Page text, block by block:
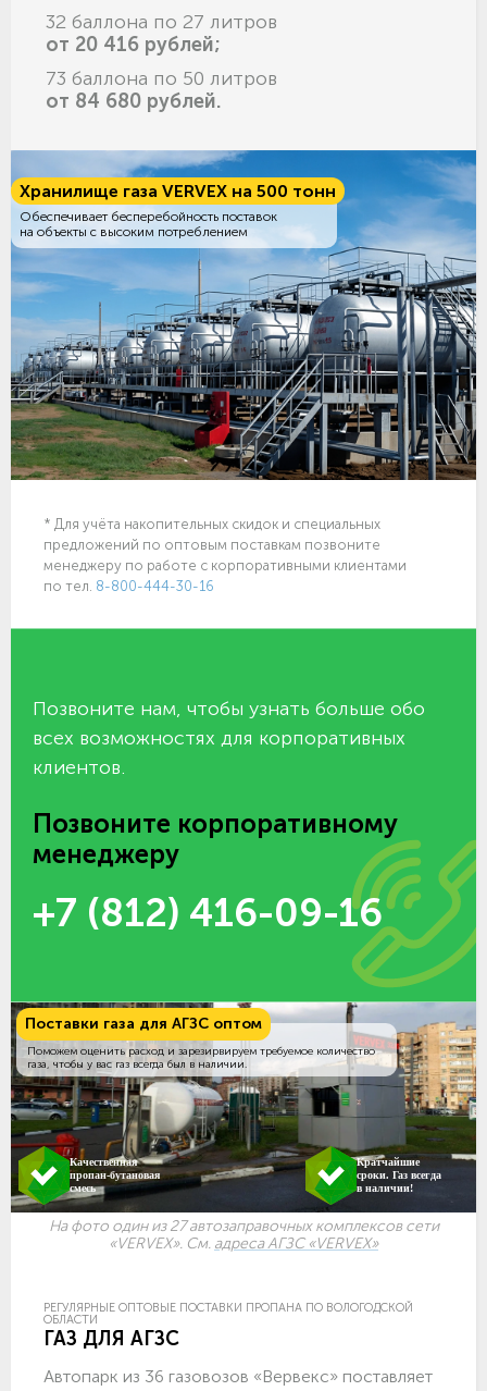
32 баллона по 27 литров
от 20 416 рублей;
73 баллона по 50 литров
от 84 680 рублей.
Хранилище газа VERVEX на 500 тонн
Обеспечивает бесперебойность поставок
на объекты с высоким потреблением
* Для учёта накопительных скидок и специальных
предложений по оптовым поставкам позвоните
менеджеру по работе с корпоративными клиентами
по тел. 8-800-444-30-16
Позвоните нам, чтобы узнать больше обо
всех возможностях для корпоративных
клиентов.
Позвоните корпоративному
менеджеру
+7 (812) 416-09-16
Поставки газа для АГЗС оптом
Поможем оценить расход и зарезирвируем требуемое количество
газа, чтобы у вас газ всегда был в наличии.
Качественная
пропан-бутановая
смесь
Кратчайшие
сроки. Газ всегда
в наличии!
На фото один из 27 автозаправочных комплексов сети
«VERVEX». См. адреса АГЗС «VERVEX»
РЕГУЛЯРНЫЕ ОПТОВЫЕ ПОСТАВКИ ПРОПАНА ПО ВОЛОГОДСКОЙ
ОБЛАСТИ
ГАЗ ДЛЯ АГЗС
Автопарк из 36 газовозов «Вервекс» поставляет